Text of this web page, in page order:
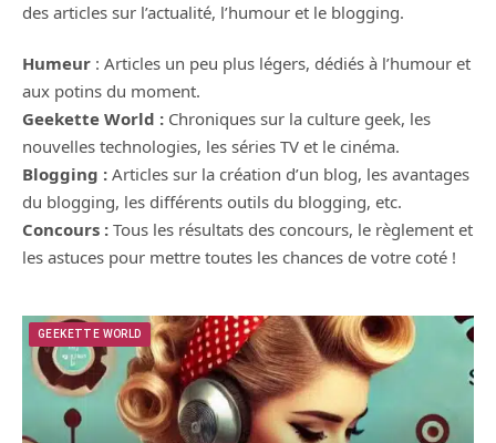
des articles sur l’actualité, l’humour et le blogging.
Humeur : Articles un peu plus légers, dédiés à l’humour et
aux potins du moment.
Geekette World : Chroniques sur la culture geek, les
nouvelles technologies, les séries TV et le cinéma.
Blogging : Articles sur la création d’un blog, les avantages
du blogging, les différents outils du blogging, etc.
Concours : Tous les résultats des concours, le règlement et
les astuces pour mettre toutes les chances de votre coté !
GEEKETTE WORLD